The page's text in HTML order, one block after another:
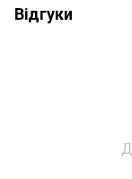
Відгуки